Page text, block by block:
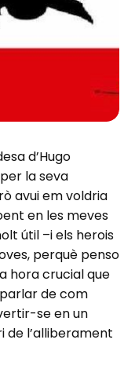
d’Hugo
la seva
avui em voldria
en les meves
útil –i els herois
perquè penso
hora crucial que
de com
se en un
de l’alliberament